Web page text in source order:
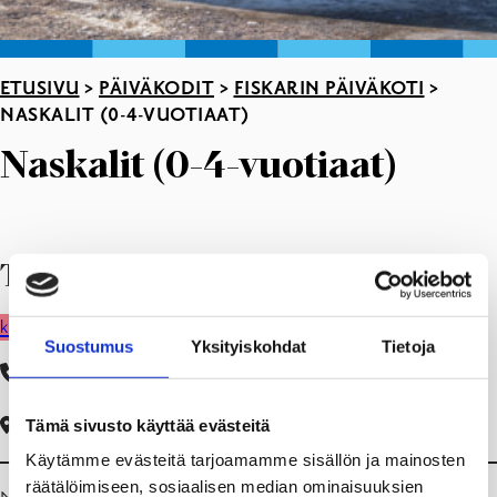
Suostumus Yksityiskohdat Tietoja
Tämä sivusto käyttää evästeitä
Käytämme evästeitä tarjoamamme sisällön ja mainosten
räätälöimiseen, sosiaalisen median ominaisuuksien
ETUSIVU > PÄIVÄKODIT > FISKARIN PÄIVÄKOTI >
NASKALIT (0-4-VUOTIAAT)
Naskalit (0-4-vuotiaat)
Tervetuloa Naskaleihin!
kirjaudu Peda.nettiin
019 289 2669
Opintie 4, 10470 Fiskari